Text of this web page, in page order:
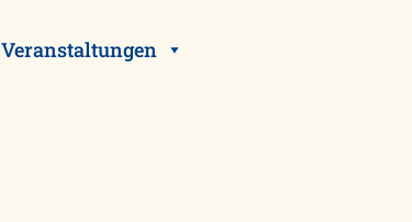
Veranstaltungen